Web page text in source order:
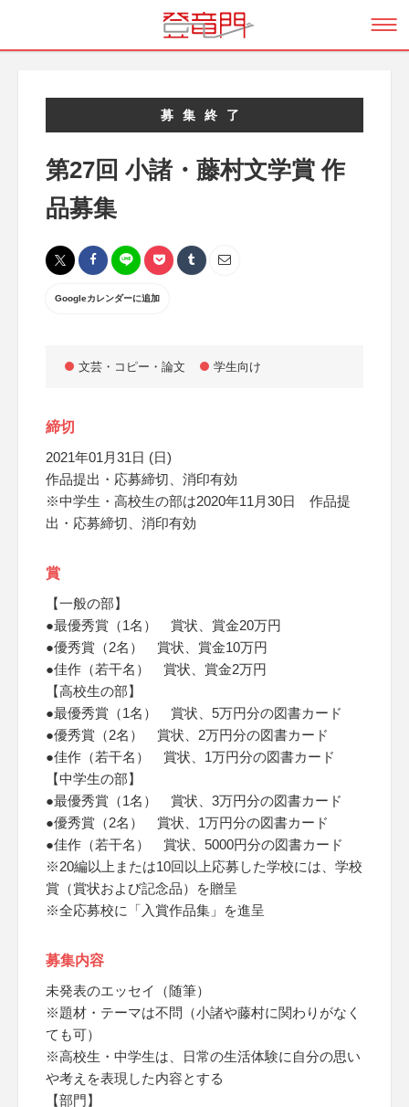
募集終了
第27回 小諸・藤村文学賞 作
品募集
Googleカレンダーに追加
文芸・コピー・論文 学生向け
締切
2021年01月31日 (日)
作品提出・応募締切、消印有効
※中学生・高校生の部は2020年11月30日 作品提
出・応募締切、消印有効
賞
【一般の部】
●最優秀賞（1名） 賞状、賞金20万円
●優秀賞（2名） 賞状、賞金10万円
●佳作（若干名） 賞状、賞金2万円
【高校生の部】
●最優秀賞（1名） 賞状、5万円分の図書カード
●優秀賞（2名） 賞状、2万円分の図書カード
●佳作（若干名） 賞状、1万円分の図書カード
【中学生の部】
●最優秀賞（1名） 賞状、3万円分の図書カード
●優秀賞（2名） 賞状、1万円分の図書カード
●佳作（若干名） 賞状、5000円分の図書カード
※20編以上または10回以上応募した学校には、学校
賞（賞状および記念品）を贈呈
※全応募校に「入賞作品集」を進呈
募集内容
未発表のエッセイ（随筆）
※題材・テーマは不問（小諸や藤村に関わりがなく
ても可）
※高校生・中学生は、日常の生活体験に自分の思い
や考えを表現した内容とする
【部門】